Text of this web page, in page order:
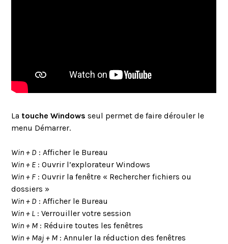
La touche Windows seul permet de faire dérouler le
menu Démarrer.
Win + D : Afficher le Bureau
Win + E : Ouvrir l’explorateur Windows
Win + F : Ouvrir la fenêtre « Rechercher fichiers ou
dossiers »
Win + D : Afficher le Bureau
Win + L : Verrouiller votre session
Win + M : Réduire toutes les fenêtres
Win + Maj + M : Annuler la réduction des fenêtres